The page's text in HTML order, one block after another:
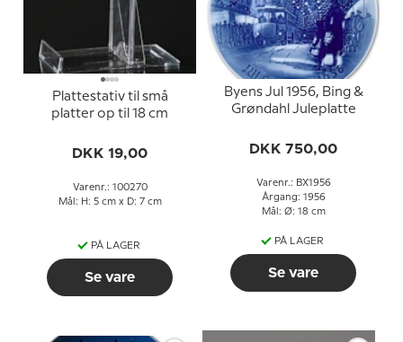
Plattestativ til små
platter op til 18 cm
DKK 19,00
Varenr.: 100270
Mål: H: 5 cm x D: 7 cm
PÅ LAGER
Se vare
Byens Jul 1956, Bing &
Grøndahl Juleplatte
DKK 750,00
Varenr.: BX1956
Årgang: 1956
Mål: Ø: 18 cm
PÅ LAGER
Se vare